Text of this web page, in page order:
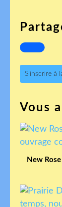
S'inscrire à
Vous
New